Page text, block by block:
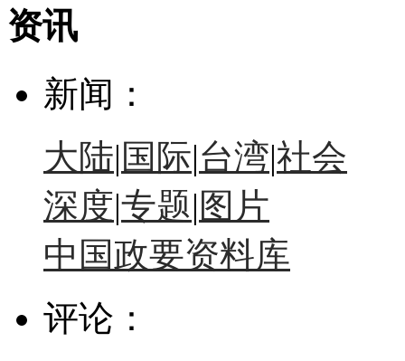
资讯
新闻：
大陆| 国际|台湾|社会
深度|专题|图片
中国政要资料库
评论：